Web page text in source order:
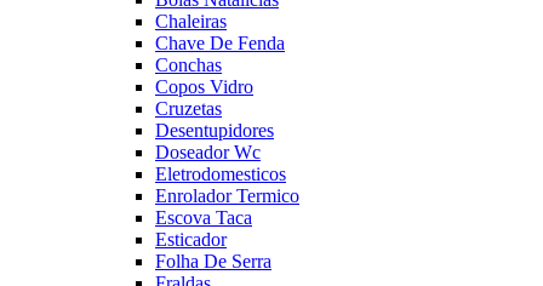
Chaleiras
Chave De Fenda
Conchas
Copos Vidro
Cruzetas
Desentupidores
Doseador Wc
Eletrodomesticos
Enrolador Termico
Escova Taca
Esticador
Folha De Serra